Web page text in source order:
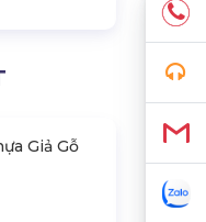
Giả Gỗ